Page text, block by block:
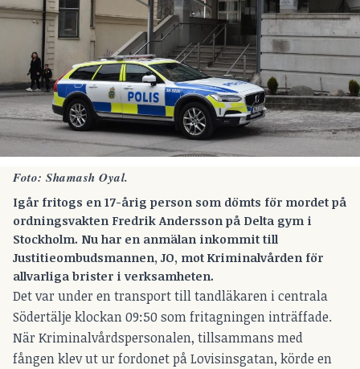
Foto: Shamash Oyal.
Igår fritogs en 17-årig person som dömts för mordet på
ordningsvakten Fredrik Andersson på Delta gym i
Stockholm. Nu har en anmälan inkommit till
Justitieombudsmannen, JO, mot Kriminalvården för
allvarliga brister i verksamheten.
Det var under en transport till tandläkaren i centrala
Södertälje klockan 09:50 som fritagningen inträffade.
När Kriminalvårdspersonalen, tillsammans med
fången klev ut ur fordonet på Lovisinsgatan, körde en